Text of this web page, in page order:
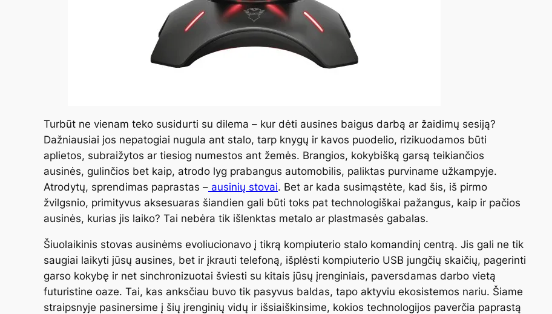
Turbūt ne vienam teko susidurti su dilema – kur dėti ausines baigus darbą ar žaidimų sesiją?
Dažniausiai jos nepatogiai nugula ant stalo, tarp knygų ir kavos puodelio, rizikuodamos būti
aplietos, subraižytos ar tiesiog numestos ant žemės. Brangios, kokybišką garsą teikiančios
ausinės, gulinčios bet kaip, atrodo lyg prabangus automobilis, paliktas purviname užkampyje.
Atrodytų, sprendimas paprastas – ausinių stovai. Bet ar kada susimąstėte, kad šis, iš pirmo
žvilgsnio, primityvus aksesuaras šiandien gali būti toks pat technologiškai pažangus, kaip ir pačios
ausinės, kurias jis laiko? Tai nebėra tik išlenktas metalo ar plastmasės gabalas.
Šiuolaikinis stovas ausinėms evoliucionavo į tikrą kompiuterio stalo komandinį centrą. Jis gali ne tik
saugiai laikyti jūsų ausines, bet ir įkrauti telefoną, išplėsti kompiuterio USB jungčių skaičių, pagerinti
garso kokybę ir net sinchronizuotai šviesti su kitais jūsų įrenginiais, paversdamas darbo vietą
futuristine oaze. Tai, kas anksčiau buvo tik pasyvus baldas, tapo aktyviu ekosistemos nariu. Šiame
straipsnyje pasinersime į šių įrenginių vidų ir išsiaiškinsime, kokios technologijos paverčia paprastą